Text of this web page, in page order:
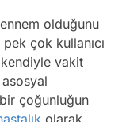
olduğunu
çok kullanıcı
vakit
çoğunluğun